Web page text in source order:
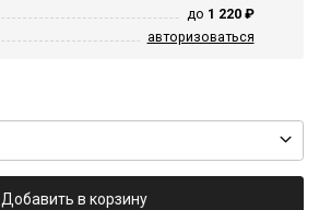
до 1 220 ₽
авторизоваться
Добавить в корзину